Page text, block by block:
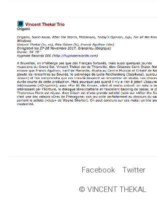
Facebook
Twitter
© VINCENT THEKAL